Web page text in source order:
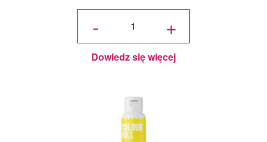
-
ilość
olejowy
Colour
Mill bez
E171 -
Black,
100 ml
+
Dowiedz się więcej